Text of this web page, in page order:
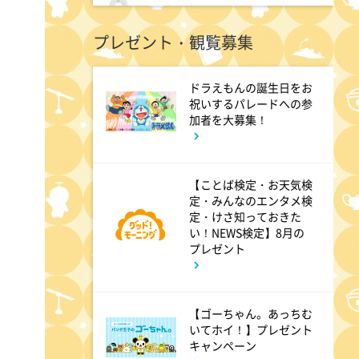
よる 9:00
大空港～GATE24～ #3
よる 9:54
報道ステーション
11:10
熱闘甲子園 涙は、強さにな
る。
And One
プレゼント・観覧募集
ドラえもんの誕生日をお
祝いするパレードへの参
加者を大募集！
【ことば検定・お天気検
定・みんなのエンタメ検
定・けさ知っておきた
い！NEWS検定】8月の
プレゼント
【ゴーちゃん。あっちむ
いてホイ！】プレゼント
キャンペーン